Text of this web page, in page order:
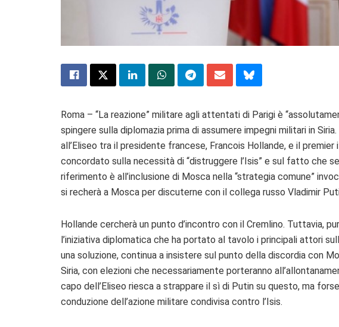
Roma – “La reazione” militare agli attentati di Parigi è
spingere sulla diplomazia prima di assumere impegni militari in
all’Eliseo tra il presidente francese, Francois Hollande, e il
concordato sulla necessità di “distruggere l’Isis” e sul fatto che
riferimento è all’inclusione di Mosca nella “strategia comune”
si recherà a Mosca per discuterne con il collega russo Vladimir
Hollande cercherà un punto d’incontro con il Cremlino. Tuttavia,
l’iniziativa diplomatica che ha portato al tavolo i principali attori
una soluzione, continua a insistere sul punto della discordia con
Siria, con elezioni che necessariamente porteranno
capo dell’Eliseo riesca a strappare il sì di Putin su questo, ma
conduzione dell’azione militare condivisa contro l’Isis.